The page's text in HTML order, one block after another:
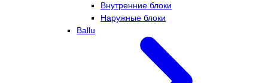
Внутренние блоки
Наружные блоки
Ballu